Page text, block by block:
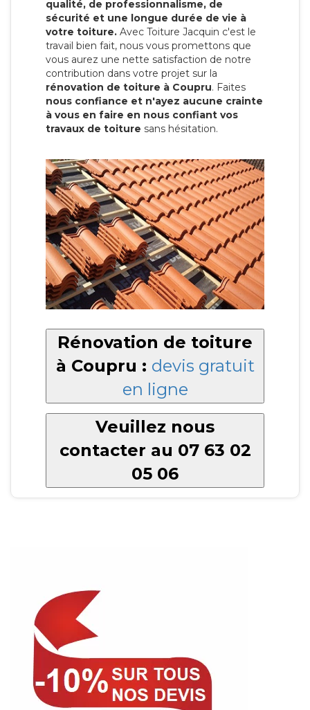
qualité, de professionnalisme, de
sécurité et une longue durée de vie à
votre toiture. Avec Toiture Jacquin c'est le
travail bien fait, nous vous promettons que
vous aurez une nette satisfaction de notre
contribution dans votre projet sur la
rénovation de toiture à Coupru. Faites
nous confiance et n'ayez aucune crainte
à vous en faire en nous confiant vos
travaux de toiture sans hésitation.
Rénovation de toiture
à Coupru : devis gratuit
en ligne
Veuillez nous
contacter au 07 63 02
05 06